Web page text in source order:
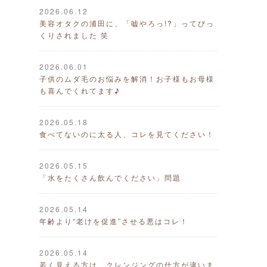
2026.06.12
美容オタクの浦田に、「嘘やろっ!?」ってびっ
くりされました 笑
2026.06.01
子供のムダ毛のお悩みを解消！お子様もお母様
も喜んでくれてます♪
2026.05.18
食べてないのに太る人、コレを見てください！
2026.05.15
「水をたくさん飲んでください」問題
2026.05.14
年齢より“老けを促進”させる悪はコレ！
2026.05.14
若く見える方は、クレンジングの仕方が違いま